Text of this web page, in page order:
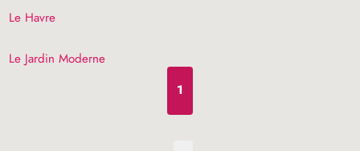
Le Havre
Le Jardin Moderne
1